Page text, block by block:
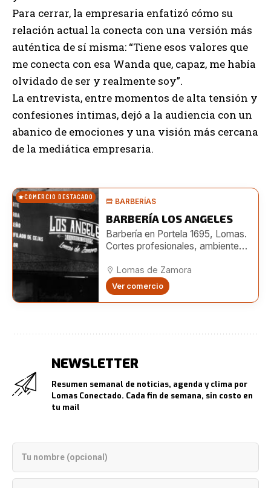
Para cerrar, la empresaria enfatizó cómo su
relación actual la conecta con una versión más
auténtica de sí misma: “Tiene esos valores que
me conecta con esa Wanda que, capaz, me había
olvidado de ser y realmente soy”.
La entrevista, entre momentos de alta tensión y
confesiones íntimas, dejó a la audiencia con un
abanico de emociones y una visión más cercana
de la mediática empresaria.
COMERCIO DESTACADO BARBERÍAS
BARBERÍA LOS ANGELES
Barbería en Portela 1695, Lomas.
Cortes profesionales, ambiente
en Boedo 482.
Lomas de Zamora
Ver comercio
NEWSLETTER
Resumen semanal de noticias, agenda y clima por
Lomas Conectado. Cada fin de semana, sin costo en
tu mail